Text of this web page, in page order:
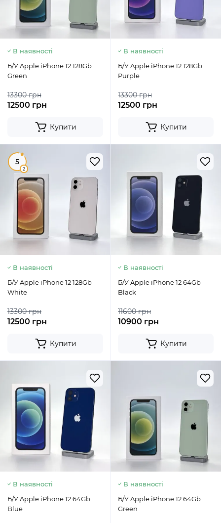
В наявності
Б/У Apple iPhone 12 128Gb
Green
13300 грн
12500 грн
Купити
В наявності
Б/У Apple iPhone 12 128Gb
Purple
13300 грн
12500 грн
Купити
5
2
В наявності
Б/У Apple iPhone 12 128Gb
White
13300 грн
12500 грн
Купити
В наявності
Б/У Apple iPhone 12 64Gb
Black
11600 грн
10900 грн
Купити
В наявності
Б/У Apple iPhone 12 64Gb
Blue
В наявності
Б/У Apple iPhone 12 64Gb
Green